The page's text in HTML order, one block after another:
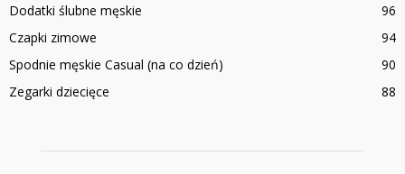
Dodatki ślubne męskie
96
Czapki zimowe
94
Spodnie męskie Casual (na co dzień)
90
Zegarki dziecięce
88